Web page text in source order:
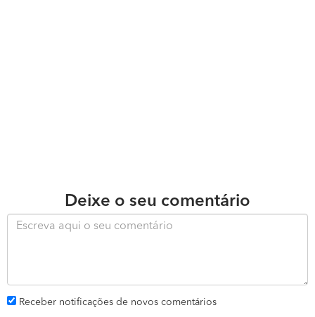
Deixe o seu comentário
Receber notificações de novos comentários